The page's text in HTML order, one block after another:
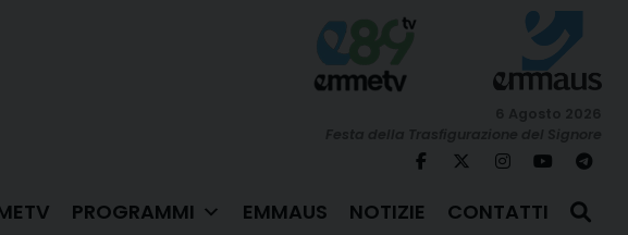
PROGRAMMI EMMAUS NOTIZIE CONTATTI